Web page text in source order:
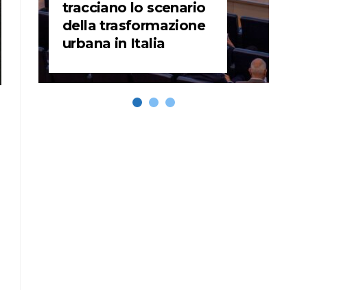
tracciano lo scenario
della trasformazione
urbana in Italia